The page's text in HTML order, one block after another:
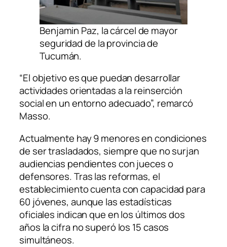
Benjamin Paz, la cárcel de mayor
seguridad de la provincia de
Tucumán.
“El objetivo es que puedan desarrollar
actividades orientadas a la reinserción
social en un entorno adecuado”, remarcó
Masso.
Actualmente hay 9 menores en condiciones
de ser trasladados, siempre que no surjan
audiencias pendientes con jueces o
defensores. Tras las reformas, el
establecimiento cuenta con capacidad para
60 jóvenes, aunque las estadísticas
oficiales indican que en los últimos dos
años la cifra no superó los 15 casos
simultáneos.